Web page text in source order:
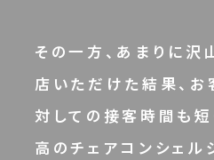
その一方、あまりに沢
店いただけた結果、お
対しての接客時間も短
高のチェアコンシェル